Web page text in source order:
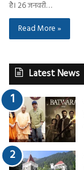
है। 26 जनवरी…
Read More »
Latest News